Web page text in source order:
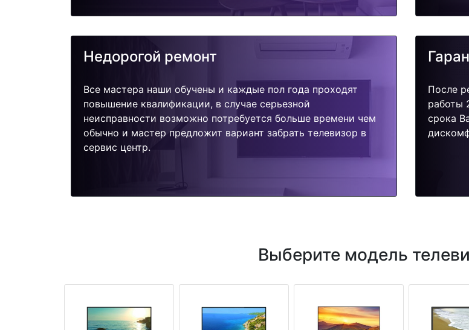
Недорогой ремонт
Все мастера наши обучены и каждые пол года проходят
повышение квалификации, в случае серьезной
неисправности возможно потребуется больше времени чем
обычно и мастер предложит вариант забрать телевизор в
сервис центр.
После
работы
срока
Выберите модель